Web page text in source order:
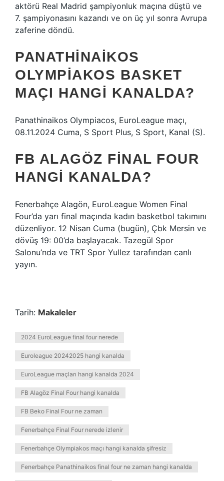
aktörü Real Madrid şampiyonluk maçına düştü ve
7. şampiyonasını kazandı ve on üç yıl sonra Avrupa
zaferine döndü.
PANATHINAIKOS
OLYMPIAKOS BASKET
MAÇI HANGI KANALDA?
Panathinaikos Olympiacos, EuroLeague maçı,
08.11.2024 Cuma, S Sport Plus, S Sport, Kanal (S).
FB ALAGÖZ FINAL FOUR
HANGI KANALDA?
Fenerbahçe Alagön, EuroLeague Women Final
Four’da yarı final maçında kadın basketbol takımını
düzenliyor. 12 Nisan Cuma (bugün), Çbk Mersin ve
dövüş 19: 00’da başlayacak. Tazegül Spor
Salonu’nda ve TRT Spor Yullez tarafından canlı
yayın.
Tarih: Makaleler
2024 EuroLeague final four nerede
Euroleague 20242025 hangi kanalda
EuroLeague maçları hangi kanalda 2024
FB Alagöz Final Four hangi kanalda
FB Beko Final Four ne zaman
Fenerbahçe Final Four nerede izlenir
Fenerbahçe Olympiakos maçı hangi kanalda şifresiz
Fenerbahçe Panathinaikos final four ne zaman hangi kanalda